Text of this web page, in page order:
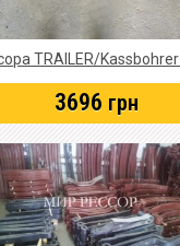
TRAILER/
3696 грн